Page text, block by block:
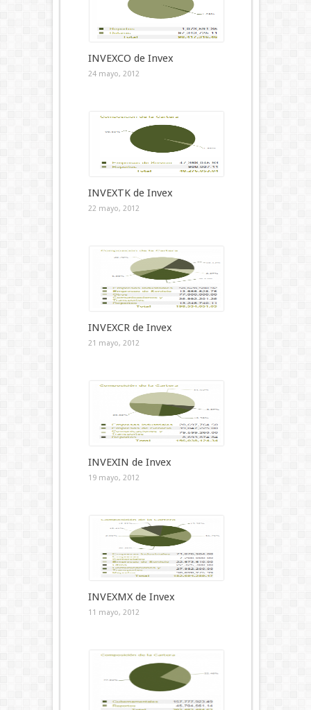
INVEXCO de Invex
24 mayo, 2012
INVEXTK de Invex
22 mayo, 2012
INVEXCR de Invex
21 mayo, 2012
INVEXIN de Invex
19 mayo, 2012
INVEXMX de Invex
11 mayo, 2012